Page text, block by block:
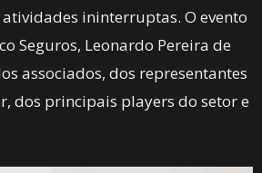
ininterruptas. O evento
Seguros, Leonardo Pereira de
associados, dos representantes
dos principais players do setor e